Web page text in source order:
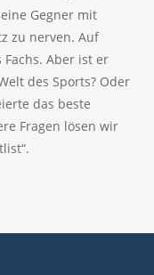
Gegner mit
zu nerven. Auf
Aber ist er
des Sports? Oder
das beste
Fragen lösen wir